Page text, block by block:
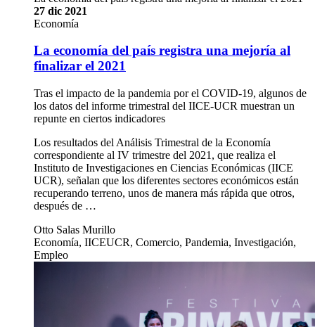
27 dic 2021
Economía
La economía del país registra una mejoría al
finalizar el 2021
Tras el impacto de la pandemia por el COVID-19, algunos de
los datos del informe trimestral del IICE-UCR muestran un
repunte en ciertos indicadores
Los resultados del Análisis Trimestral de la Economía
correspondiente al IV trimestre del 2021, que realiza el
Instituto de Investigaciones en Ciencias Económicas (IICE
UCR), señalan que los diferentes sectores económicos están
recuperando terreno, unos de manera más rápida que otros,
después de …
Otto Salas Murillo
Economía, IICEUCR, Comercio, Pandemia, Investigación,
Empleo